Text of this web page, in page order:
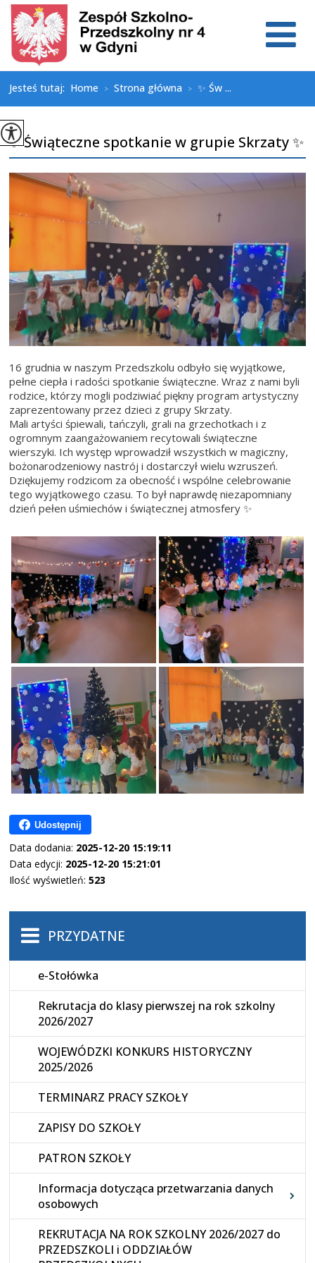
Jesteś tutaj: Home > Strona główna > ✨ Św ...
✨ Świąteczne spotkanie w grupie Skrzaty ✨
16 grudnia w naszym Przedszkolu odbyło się wyjątkowe,
pełne ciepła i radości spotkanie świąteczne. Wraz z nami byli
rodzice, którzy mogli podziwiać piękny program artystyczny
zaprezentowany przez dzieci z grupy Skrzaty.
Mali artyści śpiewali, tańczyli, grali na grzechotkach i z
ogromnym zaangażowaniem recytowali świąteczne
wierszyki. Ich występ wprowadził wszystkich w magiczny,
bożonarodzeniowy nastrój i dostarczył wielu wzruszeń.
Dziękujemy rodzicom za obecność i wspólne celebrowanie
tego wyjątkowego czasu. To był naprawdę niezapomniany
dzień pełen uśmiechów i świątecznej atmosfery ✨
Udostępnij
Data dodania: 2025-12-20 15:19:11
Data edycji: 2025-12-20 15:21:01
Ilość wyświetleń:523
PRZYDATNE
e-Stołówka
Rekrutacja do klasy pierwszej na rok szkolny
2026/2027
WOJEWÓDZKI KONKURS HISTORYCZNY
2025/2026
TERMINARZ PRACY SZKOŁY
ZAPISY DO SZKOŁY
PATRON SZKOŁY
Informacja dotycząca przetwarzania danych
osobowych
REKRUTACJA NA ROK SZKOLNY 2026/2027 do
PRZEDSZKOLI i ODDZIAŁÓW